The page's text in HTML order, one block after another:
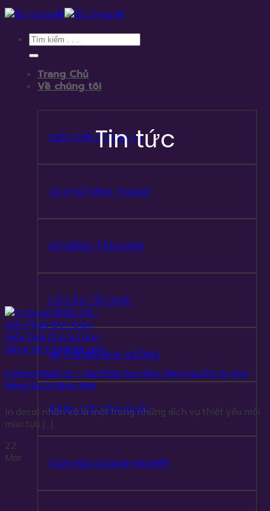
Skip
content
Trang Chủ
Về chúng tôi
GIỚI THIỆU CÔNG TY
LỊCH SỬ HÌNH THÀNH
SỨ MỆNH TẦM NHÌN
CƠ CẤU TỔ CHỨC
HỆ THỐNG NHÀ XƯỞNG
NĂNG LỰC SẢN XUẤT
VĂN HÓA DOANH NGHIỆP
Tin tức
In Decal Nhãn Vở – Giải Pháp Đơn Giản, Hiệu Quả Cho Sự Gọn
Gàng Và Cá Nhân Hóa
In decal nhãn vở là một trong những dịch vụ thiết yếu mỗi
mùa tựu [...]
22
Mar